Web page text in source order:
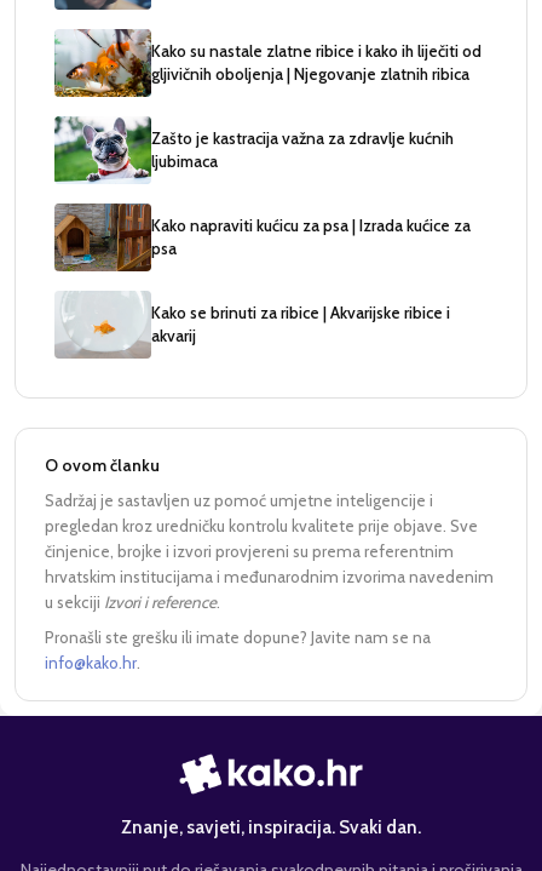
Kako su nastale zlatne ribice i kako ih liječiti od
gljivičnih oboljenja | Njegovanje zlatnih ribica
Zašto je kastracija važna za zdravlje kućnih
ljubimaca
Kako napraviti kućicu za psa | Izrada kućice za
psa
Kako se brinuti za ribice | Akvarijske ribice i
akvarij
O ovom članku
Sadržaj je sastavljen uz pomoć umjetne inteligencije i
pregledan kroz uredničku kontrolu kvalitete prije objave. Sve
činjenice, brojke i izvori provjereni su prema referentnim
hrvatskim institucijama i međunarodnim izvorima navedenim
u sekciji Izvori i reference.
Pronašli ste grešku ili imate dopune? Javite nam se na
info@kako.hr
Znanje, savjeti, inspiracija. Svaki dan.